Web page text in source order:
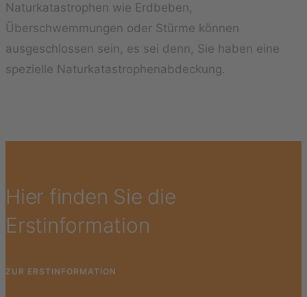
Naturkatastrophen wie Erdbeben,
Überschwemmungen oder Stürme können
ausgeschlossen sein, es sei denn, Sie haben eine
spezielle Naturkatastrophenabdeckung.
Hier finden Sie die
Erstinformation
ZUR ERSTINFORMATION